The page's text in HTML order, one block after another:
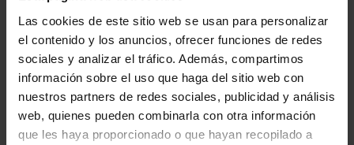
Las cookies de este sitio web se usan para personalizar
el contenido y los anuncios, ofrecer funciones de redes
sociales y analizar el tráfico. Además, compartimos
información sobre el uso que haga del sitio web con
nuestros partners de redes sociales, publicidad y análisis
web, quienes pueden combinarla con otra información
que les haya proporcionado o que hayan recopilado a